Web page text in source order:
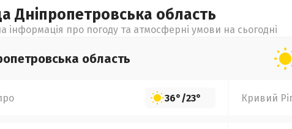
Дніпропетровська область
інформація про погоду та атмосферні умови на сьогодні
область
36°/23° Кривий